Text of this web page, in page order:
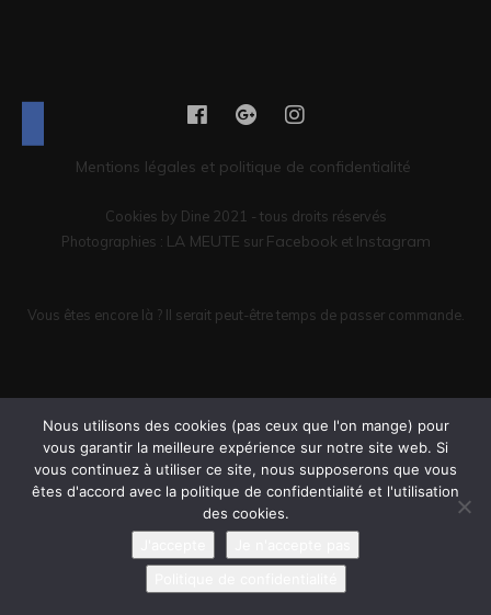
Mentions légales et politique de confidentialité
Cookies by Dine 2021 - tous droits réservés
Photographies : LA MEUTE sur Facebook et Instagram
Vous êtes encore là ? Il serait peut-être temps de passer commande.
Nous utilisons des cookies (pas ceux que l'on mange) pour
vous garantir la meilleure expérience sur notre site web. Si
vous continuez à utiliser ce site, nous supposerons que vous
êtes d'accord avec la politique de confidentialité et l'utilisation
des cookies.